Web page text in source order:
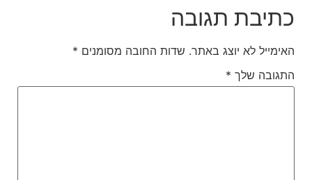
כתיבת תגובה
האימייל לא יוצג באתר. שדות החובה מסומנים *
התגובה שלך *